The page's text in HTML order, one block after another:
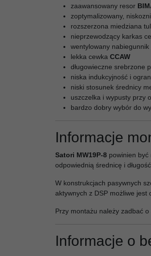
zaawansowany resor
zoptymalizowany,
rozszerzona miedziana
nieprzewodzący karkas
wentylowany
lekka cewka CCAW
długowieczne srebrzone
niska indukcyjność i
niski stosunek średnicy
uszczelka i wypusty przy
bardzo dobry wybór do
Informacje
Satori MW19P-8 powinien
odpowiednią średnicę i
W konstrukcjach pasywnych
aktywnych z DSP możliwe jest
Przy montażu należy zadbać
Informacje o